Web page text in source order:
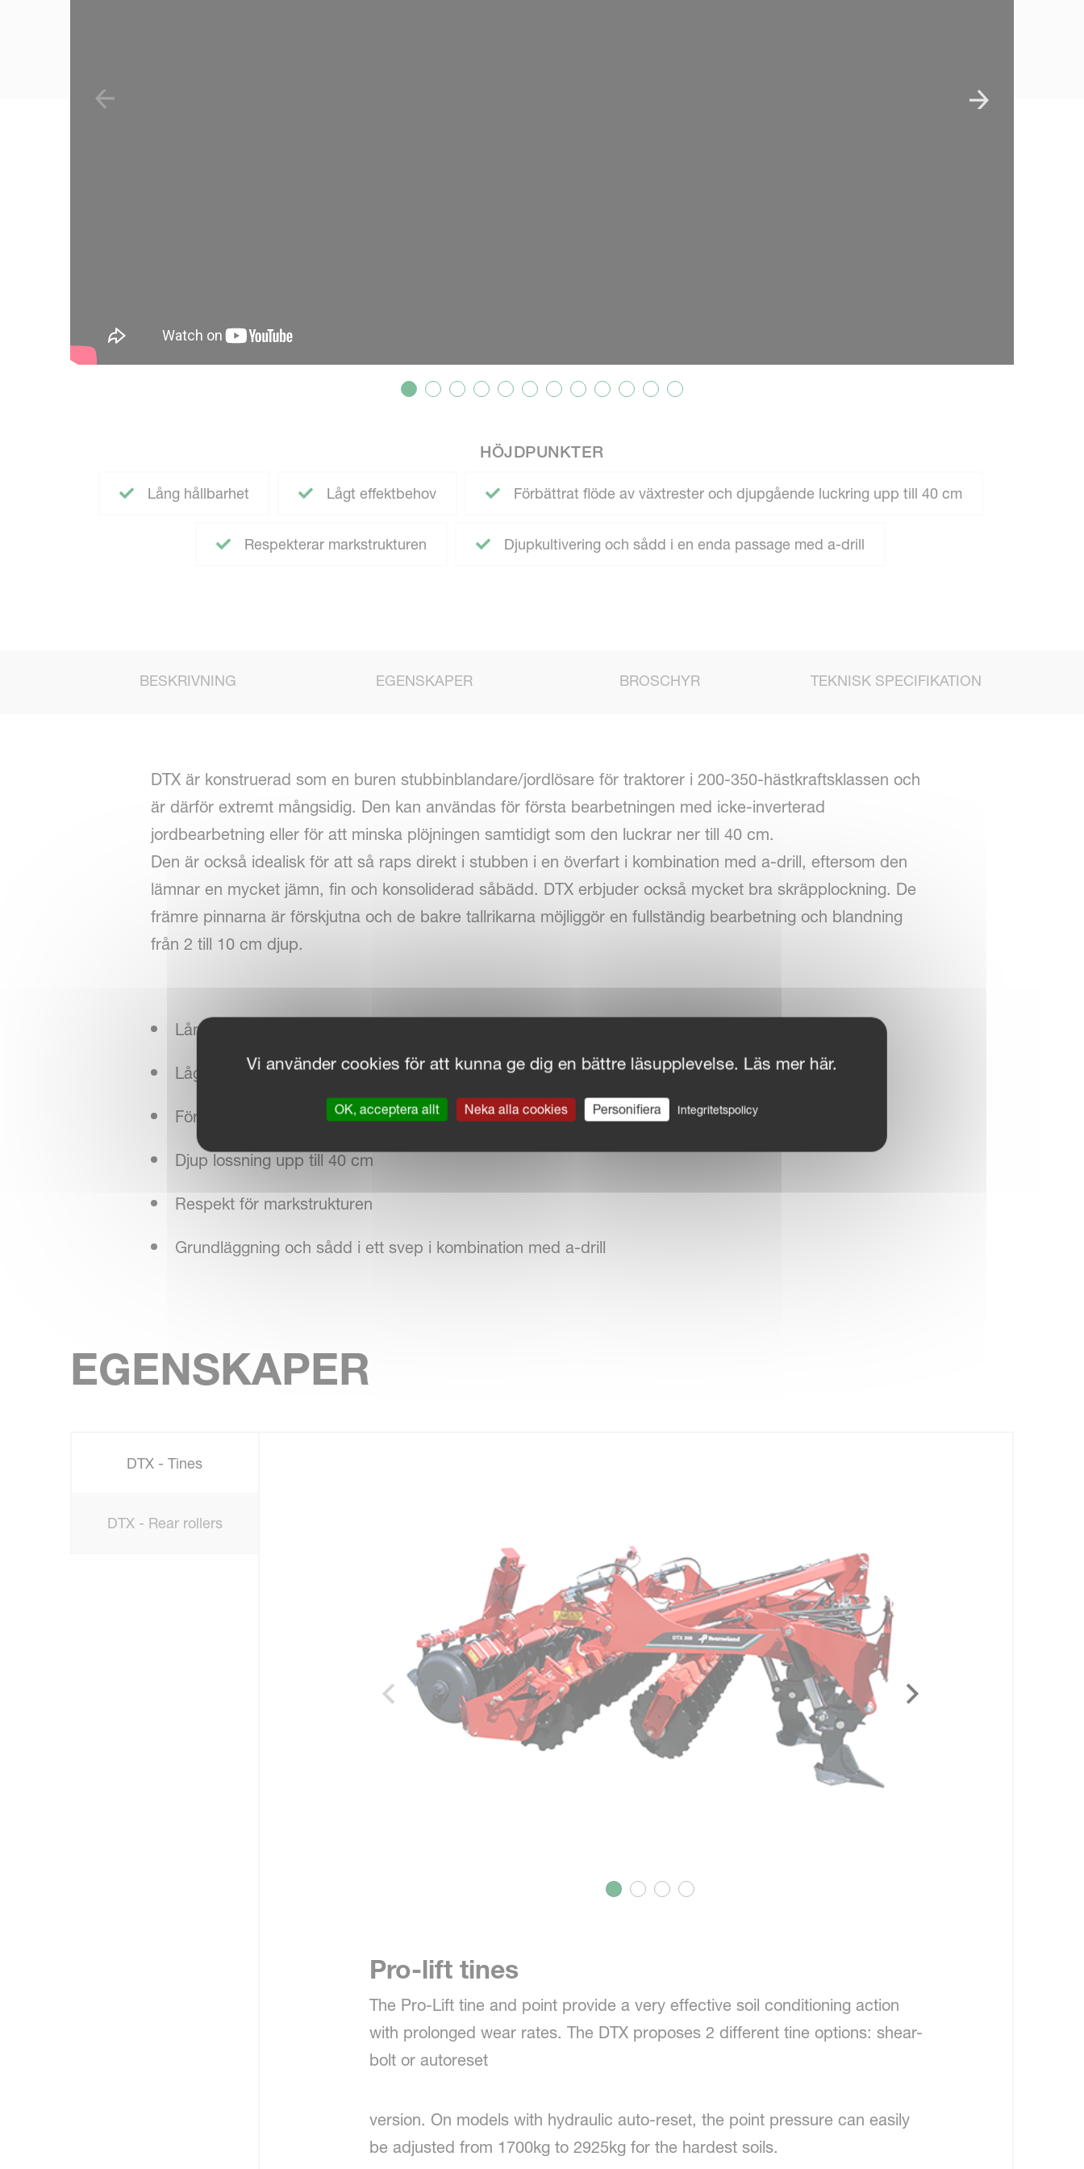
HÖJDPUNKTER
Lång hållbarhet Lågt effektbehov Förbättrat flöde av växtrester och djupgående luckring upp till 40 cm
Respekterar markstrukturen Djupkultivering och sådd i en enda passage med a-drill
BESKRIVNING EGENSKAPER BROSCHYR TEKNISK SPECIFIKATION
DTX är konstruerad som en buren stubbinblandare/jordlösare för traktorer i 200-350-hästkraftsklassen och
är därför extremt mångsidig. Den kan användas för första bearbetningen med icke-inverterad
jordbearbetning eller för att minska plöjningen samtidigt som den luckrar ner till 40 cm.
Den är också idealisk för att så raps direkt i stubben i en överfart i kombination med a-drill, eftersom den
lämnar en mycket jämn, fin och konsoliderad såbädd. DTX erbjuder också mycket bra skräpplockning. De
främre pinnarna är förskjutna och de bakre tallrikarna möjliggör en fullständig bearbetning och blandning
från 2 till 10 cm djup.
Lång hållbarhet
Lågt effektbehov
Förbättrat flöde av skräp
Djup lossning upp till 40 cm
Respekt för markstrukturen
Grundläggning och sådd i ett svep i kombination med a-drill
EGENSKAPER
DTX - Tines
DTX - Rear rollers
Pro-lift tines
The Pro-Lift tine and point provide a very effective soil conditioning action
with prolonged wear rates. The DTX proposes 2 different tine options: shear-
bolt or autoreset
version. On models with hydraulic auto-reset, the point pressure can easily
be adjusted from 1700kg to 2925kg for the hardest soils.
Vi använder cookies för att kunna ge dig en bättre läsupplevelse. Läs mer här.
OK, acceptera allt Neka alla cookies Personifiera Integritetspolicy